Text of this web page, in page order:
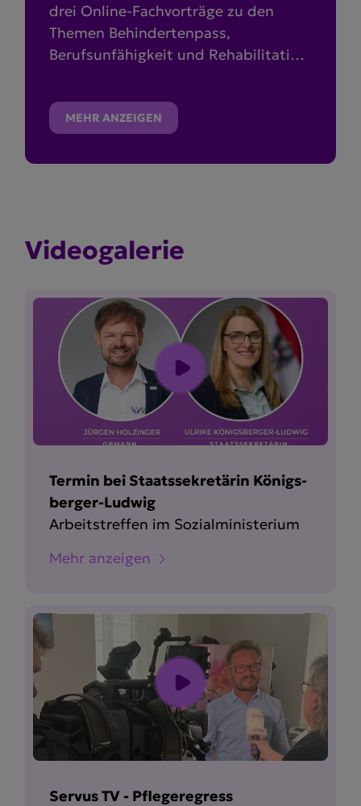
drei Online-Fachvorträge zu den
Themen Behindertenpass,
Berufsunfähigkeit und Rehabilitation
MEHR ANZEIGEN
Video­ga­lerie
Termin bei Staats­se­kre­tärin Königs­
berger-Ludwig
Arbeits­treffen im Sozial­mi­nis­terium
Mehr anzeigen
Servus TV - Pflegeregress